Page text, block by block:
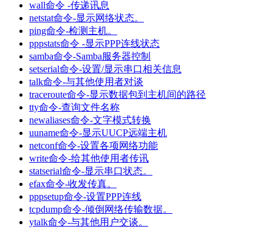
wall命令 -传递讯息
netstat命令-显示网络状态。
ping命令-检测主机。
pppstats命令 -显示PPP连线状态
samba命令-Samba服务器控制
setserial命令-设置/显示串口相关信息
talk命令-与其他使用者对谈
traceroute命令-显示数据包到主机间的路径
tty命令-查询文件名称
newaliases命令-文字模式转换
uuname命令-显示UUCP远端主机
netconf命令-设置各项网络功能
write命令-给其他使用者传讯
statserial命令-显示串口状态。
efax命令-收发传真。
pppsetup命令-设置PPP连线
tcpdump命令-倾倒网络传输数据。
ytalk命令-与其他用户交谈。